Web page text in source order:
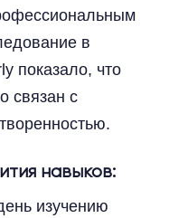
в
показало, что
связан с
навыков:
изучению